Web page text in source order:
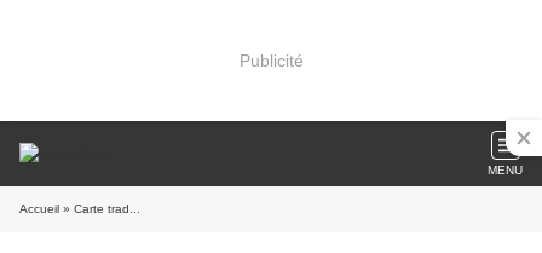
Publicité
MENU
Accueil » Carte trad...